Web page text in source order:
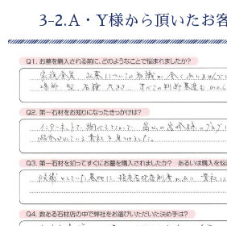
3-2.A・Y様から頂いたお